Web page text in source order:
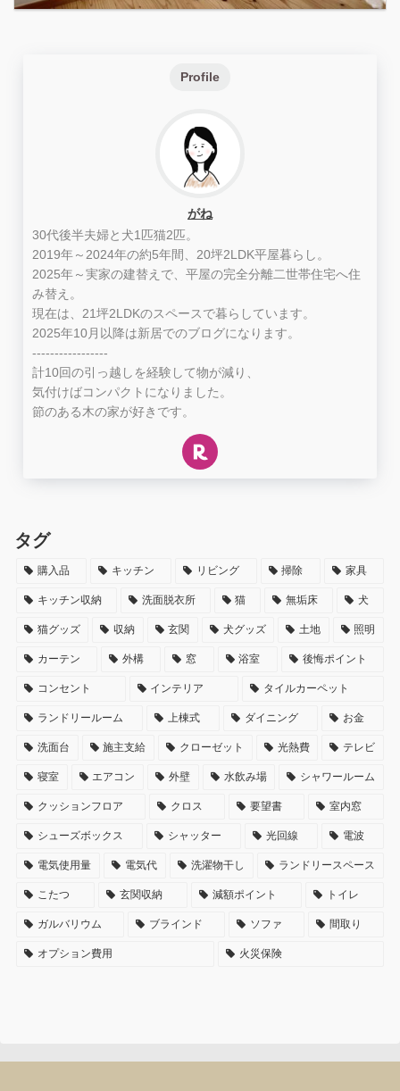
Profile
がね
30代後半夫婦と犬1匹猫2匹。
2019年～2024年の約5年間、20坪2LDK平屋暮らし。
2025年～実家の建替えで、平屋の完全分離二世帯住宅へ住
み替え。
現在は、21坪2LDKのスペースで暮らしています。
2025年10月以降は新居でのブログになります。
-----------------
計10回の引っ越しを経験して物が減り、
気付けばコンパクトになりました。
節のある木の家が好きです。
タグ
購入品 キッチン リビング 掃除 家具
キッチン収納 洗面脱衣所 猫 無垢床 犬
猫グッズ 収納 玄関 犬グッズ 土地 照明
カーテン 外構 窓 浴室 後悔ポイント
コンセント インテリア タイルカーペット
ランドリールーム 上棟式 ダイニング お金
洗面台 施主支給 クローゼット 光熱費 テレビ
寝室 エアコン 外壁 水飲み場 シャワールーム
クッションフロア クロス 要望書 室内窓
シューズボックス シャッター 光回線 電波
電気使用量 電気代 洗濯物干し ランドリースペース
こたつ 玄関収納 減額ポイント トイレ
ガルバリウム ブラインド ソファ 間取り
オプション費用 火災保険